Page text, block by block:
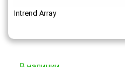
Intrend Array